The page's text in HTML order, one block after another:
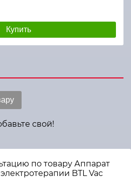
Купить
свой!
по товару Аппарат
BTL Vac